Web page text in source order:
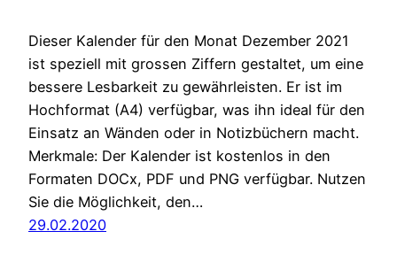
Dieser Kalender für den Monat Dezember 2021
ist speziell mit grossen Ziffern gestaltet, um eine
bessere Lesbarkeit zu gewährleisten. Er ist im
Hochformat (A4) verfügbar, was ihn ideal für den
Einsatz an Wänden oder in Notizbüchern macht.
Merkmale: Der Kalender ist kostenlos in den
Formaten DOCx, PDF und PNG verfügbar. Nutzen
Sie die Möglichkeit, den…
29.02.2020